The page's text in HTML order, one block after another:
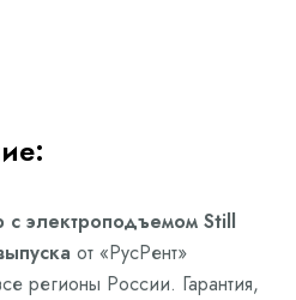
электроподъемом Still
от «РусРент»
регионы России. Гарантия,